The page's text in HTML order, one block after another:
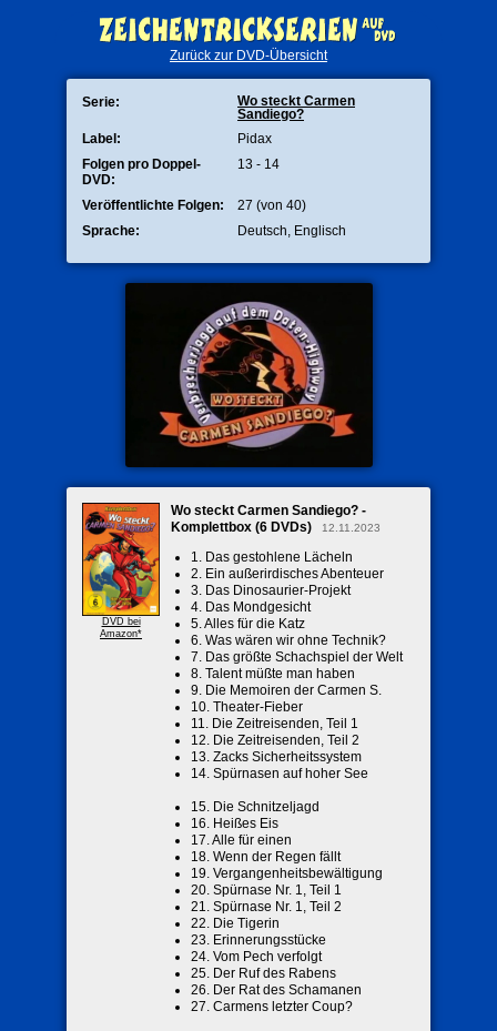
Zurück zur DVD-Übersicht
Serie:
Wo steckt Carmen
Sandiego?
Label:
Pidax
Folgen pro Doppel-
DVD:
13 - 14
Veröffentlichte Folgen:
27 (von 40)
Sprache:
Deutsch, Englisch
DVD bei
Amazon*
Wo steckt Carmen Sandiego? -
Komplettbox (6 DVDs)
12.11.2023
1. Das gestohlene Lächeln
2. Ein außerirdisches Abenteuer
3. Das Dinosaurier-Projekt
4. Das Mondgesicht
5. Alles für die Katz
6. Was wären wir ohne Technik?
7. Das größte Schachspiel der Welt
8. Talent müßte man haben
9. Die Memoiren der Carmen S.
10. Theater-Fieber
11. Die Zeitreisenden, Teil 1
12. Die Zeitreisenden, Teil 2
13. Zacks Sicherheitssystem
14. Spürnasen auf hoher See
15. Die Schnitzeljagd
16. Heißes Eis
17. Alle für einen
18. Wenn der Regen fällt
19. Vergangenheitsbewältigung
20. Spürnase Nr. 1, Teil 1
21. Spürnase Nr. 1, Teil 2
22. Die Tigerin
23. Erinnerungsstücke
24. Vom Pech verfolgt
25. Der Ruf des Rabens
26. Der Rat des Schamanen
27. Carmens letzter Coup?